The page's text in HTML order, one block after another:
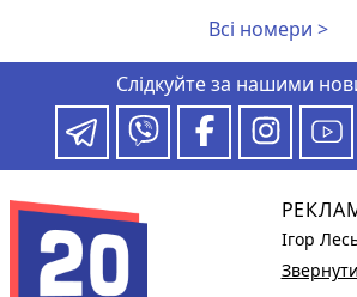
Всі номери >
Слідкуйте за нашими
Ігор